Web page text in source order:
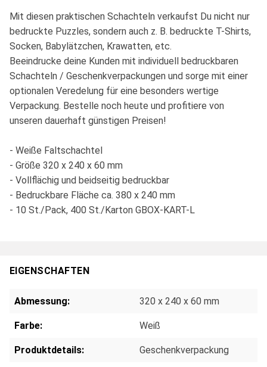
Mit diesen praktischen Schachteln verkaufst Du nicht nur
bedruckte Puzzles, sondern auch z. B. bedruckte T-Shirts,
Socken, Babylätzchen, Krawatten, etc.
Beeindrucke deine Kunden mit individuell bedruckbaren
Schachteln / Geschenkverpackungen und sorge mit einer
optionalen Veredelung für eine besonders wertige
Verpackung. Bestelle noch heute und profitiere von
unseren dauerhaft günstigen Preisen!
- Weiße Faltschachtel
- Größe 320 x 240 x 60 mm
- Vollflächig und beidseitig bedruckbar
- Bedruckbare Fläche ca. 380 x 240 mm
- 10 St./Pack, 400 St./Karton GBOX-KART-L
EIGENSCHAFTEN
Abmessung: 320 x 240 x 60 mm
Farbe: Weiß
Produktdetails: Geschenkverpackung